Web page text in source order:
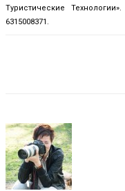
Туристические
6315008371.